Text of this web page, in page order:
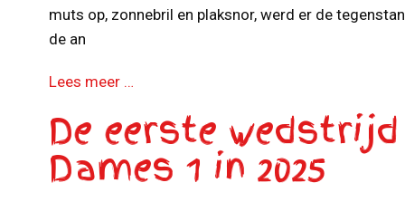
muts op, zonnebril en plaksnor, werd er de
de an
Lees meer …
De eerste
Dames 1 in 2025